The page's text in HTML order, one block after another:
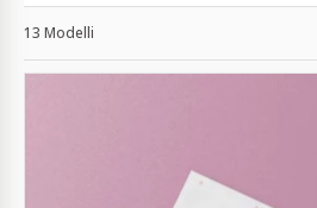
13 Modelli